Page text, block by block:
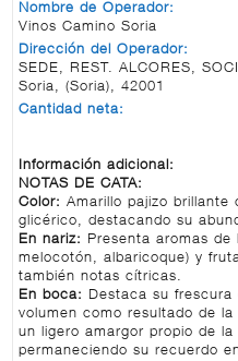
Nombre de Operador:
Vinos Camino Soria
Dirección del Operador:
SEDE, REST. ALCORES,
Soria, (Soria), 42001
Cantidad neta:
Información adicional:
NOTAS DE CATA:
Color: Amarillo pajizo brillante
glicérico, destacando su
En nariz:
Presenta aromas
melocotón, albaricoque) y
también notas cítricas.
En boca: Destaca su
volumen como resultado de
un ligero amargor propio de
permaneciendo su recuerdo